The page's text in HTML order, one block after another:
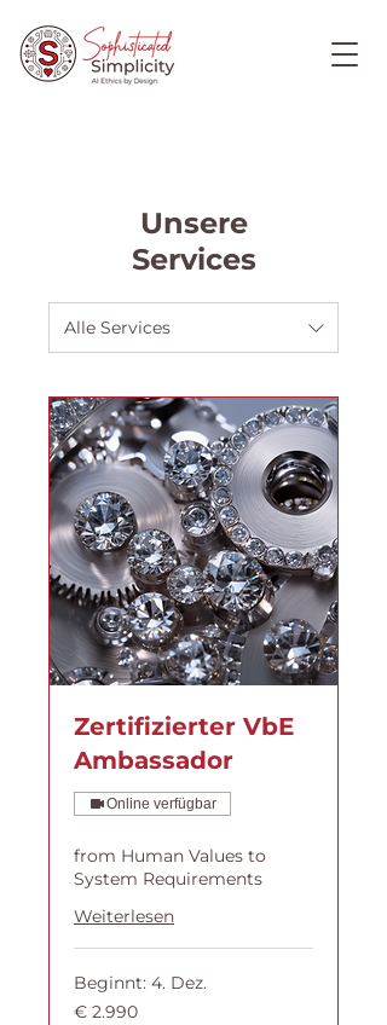
Unsere
Services
Alle Services
Zertifizierter VbE
Ambassador
Online verfügbar
from Human Values to
System Requirements
Weiterlesen
Beginnt: 4. Dez.
2.990
Euro
€ 2.990